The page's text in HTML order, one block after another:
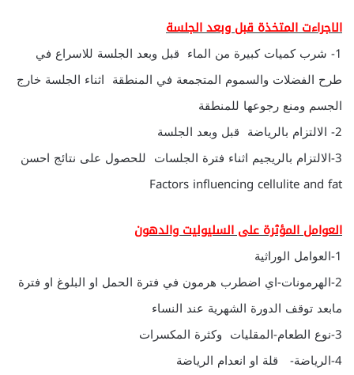
الاجراءت المتخذة قبل وبعد الجلسة
1- شرب كميات كبيرة من الماء قبل وبعد الجلسة للاسراع في
طرح الفضلات والسموم المتجمعة في المنطقة اثناء الجلسة خارج
الجسم ومنع رجوعها للمنطقة
2- الالتزام بالرياضة قبل وبعد الجلسة
3-الالتزام بالريجيم اثناء فترة الجلسات للحصول على نتائج احسن
Factors influencing cellulite and fat
العوامل المؤثرة على السليوليت والدهون
1-العوامل الوراثية
2-الهرمونات-اي اضطرب هرمون في فترة الحمل او البلوغ او فترة
مابعد توقف الدورة الشهرية عند النساء
3-نوع الطعام-المقليات وكثرة المكسرات
4-الرياضة- قلة او انعدام الرياضة